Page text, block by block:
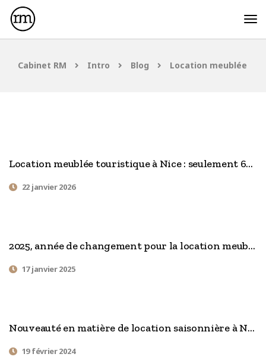
Cabinet RM Intro Blog Location meublée
Location meublée touristique à Nice : seulement 671 changements d’usage autorisés en 2026
22 janvier 2026
2025, année de changement pour la location meublée, notamment à NICE.
17 janvier 2025
Nouveauté en matière de location saisonnière à Nice.
19 février 2024